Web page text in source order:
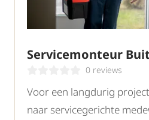
Servicemonteur
0 reviews
Voor een langdurig
naar servicegerichte